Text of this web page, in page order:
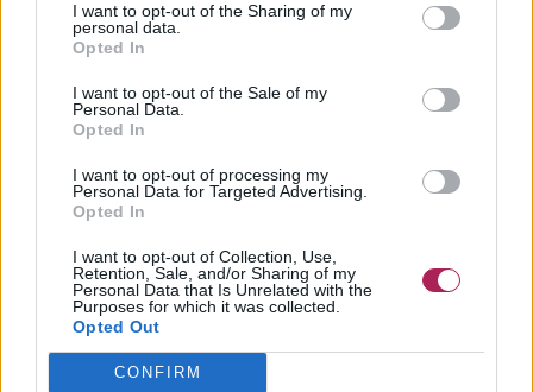
I want to opt-out of the Sharing of my
personal data.
Opted In
I want to opt-out of the Sale of my
Personal Data.
Opted In
I want to opt-out of processing my
Personal Data for Targeted Advertising.
Opted In
I want to opt-out of Collection, Use,
Retention, Sale, and/or Sharing of my
Personal Data that Is Unrelated with the
Purposes for which it was collected.
Opted Out
CONFIRM
Samen creëren al deze elementen een look die modern en
stijlvol aanvoelt.